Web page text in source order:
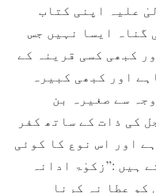
علیہ اپنی کتاب
گناہ ايسا نہيں جس
کبھی کسی قرينہ کے
اور کبھی کبيرہ
سے صغيرہ بن
کی ذات کے ساتھ کفر
اور اس نوع کا کوئی
ہيں :”زکوٰۃ ادانہ
کو عطا نہ کرنا